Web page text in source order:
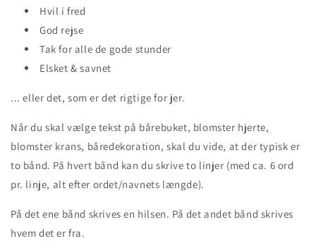
Hvil i fred
God rejse
Tak for alle de gode stunder
Elsket & savnet
... eller det, som er det rigtige for jer.
Når du skal vælge tekst på bårebuket, blomster hjerte,
blomster krans, båredekoration, skal du vide, at der typisk er
to bånd. På hvert bånd kan du skrive to linjer (med ca. 6 ord
pr. linje, alt efter ordet/navnets længde).
På det ene bånd skrives en hilsen. På det andet bånd skrives
hvem det er fra.